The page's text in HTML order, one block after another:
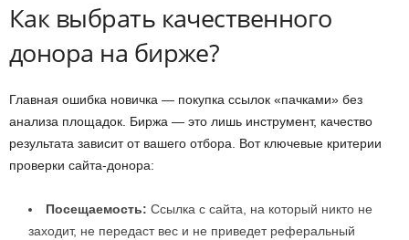
Как выбрать качественного
донора на бирже?
Главная ошибка новичка — покупка ссылок «пачками» без
анализа площадок. Биржа — это лишь инструмент, качество
результата зависит от вашего отбора. Вот ключевые критерии
проверки сайта-донора:
Посещаемость: Ссылка с сайта, на который никто не
заходит, не передаст вес и не приведет реферальный